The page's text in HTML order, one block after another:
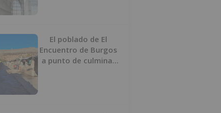
El poblado de El
Encuentro de Burgos
a punto de culminar